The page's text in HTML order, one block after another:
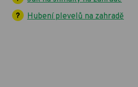
Hubení plevelů na zahradě